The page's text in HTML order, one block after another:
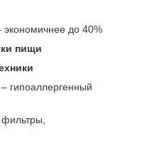
экономичнее до 40%
пищи
– гипоаллергенный
фильтры,